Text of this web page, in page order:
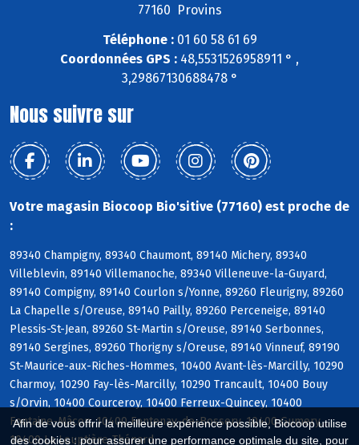
Afin de vous offrir la meilleure expérience possible, Biocoop utilise
des cookies : pour assurer une performance optimale du site, pour
77160 Provins
Téléphone :01 60 58 61 69
Coordonnées GPS : 48,5531526958911 ° ,
3,29867130688478 °
Nous suivre sur
Votre magasin Biocoop Bio'sitive (77160) est proche de
:
89340 Champigny, 89340 Chaumont, 89140 Michery, 89340
Villeblevin, 89140 Villemanoche, 89340 Villeneuve-la-Guyard,
89140 Compigny, 89140 Courlon s/Yonne, 89260 Fleurigny, 89260
La Chapelle s/Oreuse, 89140 Pailly, 89260 Perceneige, 89140
Plessis-St-Jean, 89260 St-Martin s/Oreuse, 89140 Serbonnes,
89140 Sergines, 89260 Thorigny s/Oreuse, 89140 Vinneuf, 89190
St-Maurice-aux-Riches-Hommes, 10400 Avant-lès-Marcilly, 10290
Charmoy, 10290 Fay-lès-Marcilly, 10290 Trancault, 10400 Bouy
s/Orvin, 10400 Courceroy, 10400 Ferreux-Quincey, 10400
Fontaine-Mâcon, 10400 Fontenay-de-Bossery, 10400 Gumery,
10400 La Louptière-Thénard